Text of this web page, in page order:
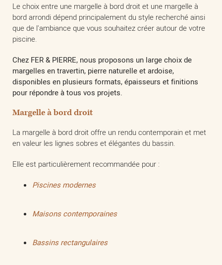
Le choix entre une margelle à bord droit et une margelle à
bord arrondi dépend principalement du style recherché ainsi
que de l'ambiance que vous souhaitez créer autour de votre
piscine.
Chez FER & PIERRE, nous proposons un large choix de
margelles en travertin, pierre naturelle et ardoise,
disponibles en plusieurs formats, épaisseurs et finitions
pour répondre à tous vos projets.
Margelle à bord droit
La margelle à bord droit offre un rendu contemporain et met
en valeur les lignes sobres et élégantes du bassin.
Elle est particulièrement recommandée pour :
Piscines modernes
Maisons contemporaines
Bassins rectangulaires